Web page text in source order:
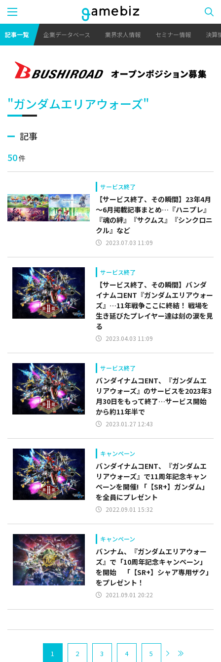
記事一覧 企業データベース 業界求人情報 セミナー情報 決算
"ガンダムエリアウォーズ"
記事
50件
サービス終了
【サービス終了、その瞬間】23年4月
～6月掲載記事まとめ…『ハニプレ』
『魂の絆』『サクムス』『シンクロニ
クル』など
2023.07.03 11:09
サービス終了
【サービス終了、その瞬間】バンダ
イナムコENT『ガンダムエリアウォー
ズ』…11年戦争ここに終結！ 戦場を
生き延びたプレイヤー達は刻の涙を見
る
2023.04.03 11:09
サービス終了
バンダイナムコENT、『ガンダムエ
リアウォーズ』のサービスを2023年3
月30日をもって終了…サービス開始
から約11年半で
2023.01.27 12:43
キャンペーン
バンダイナムコENT、『ガンダムエ
リアウォーズ』で11周年記念キャン
ペーンを開催! 「【SR+】ガンダム」
を全員にプレゼント
2022.09.01 15:32
キャンペーン
バンナム、『ガンダムエリアウォー
ズ』で「10周年記念キャンペーン」
を開始 「【SR+】シャア専用ザク」
をプレゼント！
2021.09.01 20:22
1 2 3 4 5